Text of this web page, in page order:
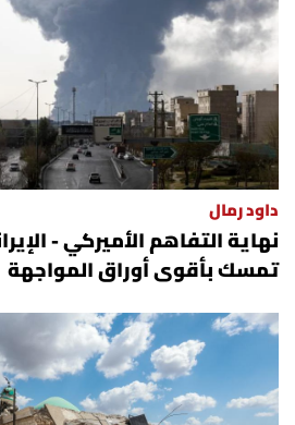
داود رمال
نهاية التفاهم الأميركي -
تمسك بأقوى أوراق المواجهة